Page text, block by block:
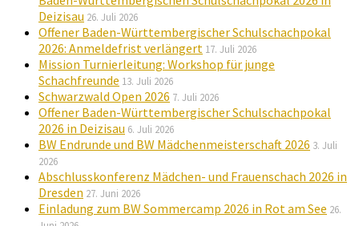
Deizisau 26. Juli 2026
Offener Baden-Württembergischer Schulschachpokal
2026: Anmeldefrist verlängert 17. Juli 2026
Mission Turnierleitung: Workshop für junge
Schachfreunde 13. Juli 2026
Schwarzwald Open 2026 7. Juli 2026
Offener Baden-Württembergischer Schulschachpokal
2026 in Deizisau 6. Juli 2026
BW Endrunde und BW Mädchenmeisterschaft 2026 3. Juli
2026
Abschlusskonferenz Mädchen- und Frauenschach 2026 in
Dresden 27. Juni 2026
Einladung zum BW Sommercamp 2026 in Rot am See 26.